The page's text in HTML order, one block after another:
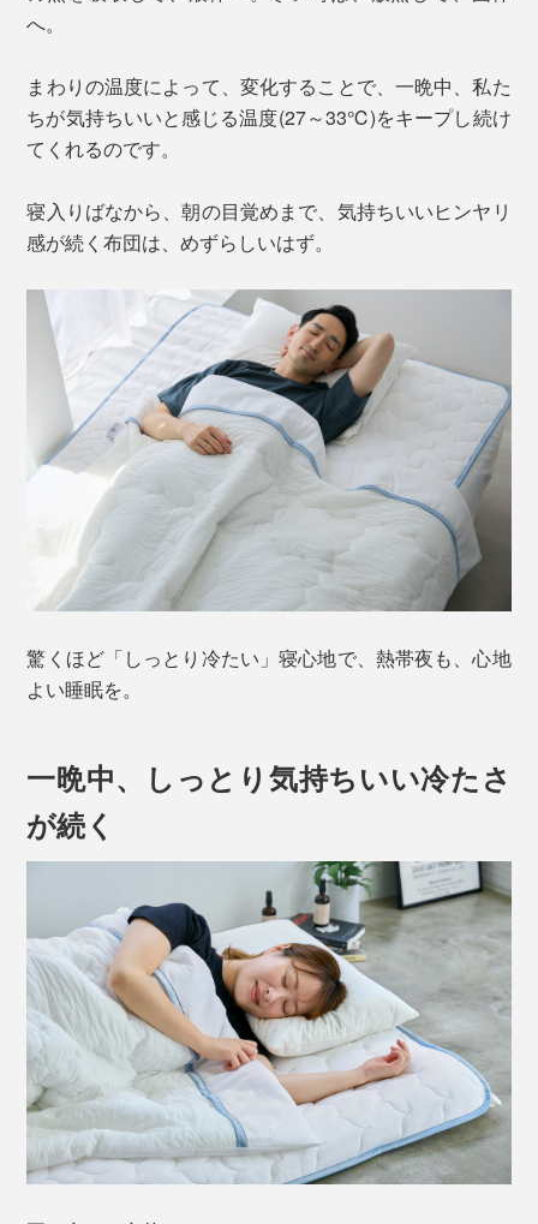
へ。
まわりの温度によって、変化することで、一晩中、私た
ちが気持ちいいと感じる温度(27～33℃)をキープし続け
てくれるのです。
寝入りばなから、朝の目覚めまで、気持ちいいヒンヤリ
感が続く布団は、めずらしいはず。
驚くほど「しっとり冷たい」寝心地で、熱帯夜も、心地
よい睡眠を。
一晩中、しっとり気持ちいい冷たさ
が続く